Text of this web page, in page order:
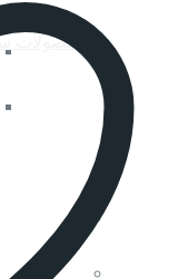
تامین بهبود
زخم
محصولات